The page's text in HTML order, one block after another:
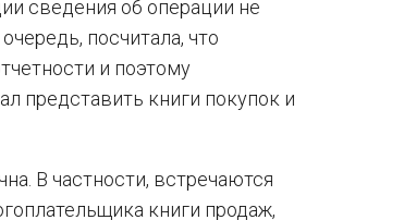
сведения об операции не
посчитала, что
и поэтому
представить книги покупок и
В частности, встречаются
книги продаж,